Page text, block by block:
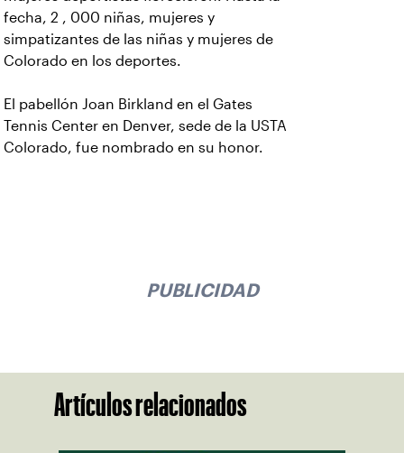
fecha, 2 , 000 niñas, mujeres y
simpatizantes de las niñas y mujeres de
Colorado en los deportes.
El pabellón Joan Birkland en el Gates
Tennis Center en Denver, sede de la USTA
Colorado, fue nombrado en su honor.
PUBLICIDAD
Artículos relacionados